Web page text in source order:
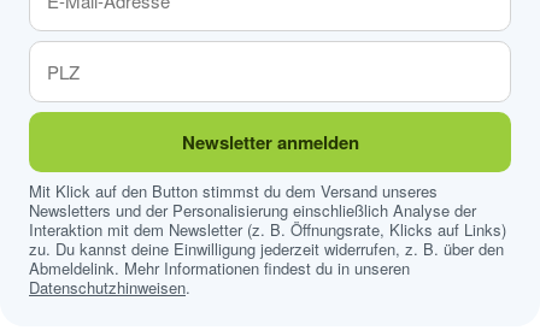
Newsletter anmelden
Mit Klick auf den Button stimmst du dem Versand unseres
Newsletters und der Personalisierung einschließlich Analyse der
Interaktion mit dem Newsletter (z. B. Öffnungsrate, Klicks auf Links)
zu. Du kannst deine Einwilligung jederzeit widerrufen, z. B. über den
Abmeldelink. Mehr Informationen findest du in unseren
Datenschutzhinweisen.